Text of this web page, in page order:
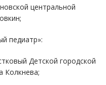
центральной
педиатр»:
Детской городской
Колкнева;